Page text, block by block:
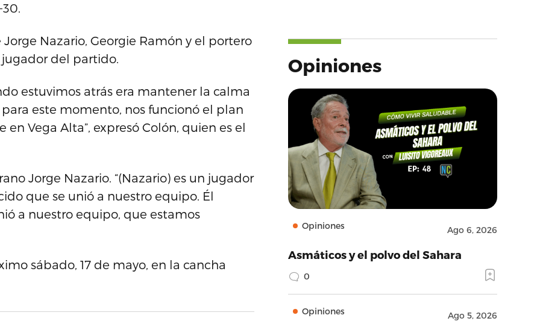
Nazario, Georgie Ramón y el portero
jugador del partido.
estuvimos atrás era mantener la calma
este momento, nos funcionó el plan
Vega Alta”, expresó Colón, quien es el
Jorge Nazario. “(Nazario) es un jugador
que se unió a nuestro equipo. Él
a nuestro equipo, que estamos
sábado, 17 de mayo, en la cancha
Opiniones
Opiniones Ago 6, 2026
Asmáticos y el polvo del Sahara
0
Opiniones Ago 5, 2026